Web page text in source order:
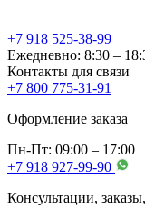
+7 918 525-38-99
Ежедневно: 8:30 –
Контакты для связи
+7 800 775-31-91
Оформление заказа
Пн-Пт: 09:00 – 17:00
+7 918 927-99-90
Консультации,